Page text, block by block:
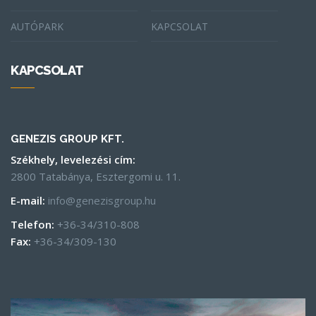
AUTÓPARK KAPCSOLAT
KAPCSOLAT
GENEZIS GROUP KFT.
Székhely, levelezési cím:
2800 Tatabánya, Esztergomi u. 11.
E-mail: info@genezisgroup.hu
Telefon: +36-34/310-808
Fax: +36-34/309-130